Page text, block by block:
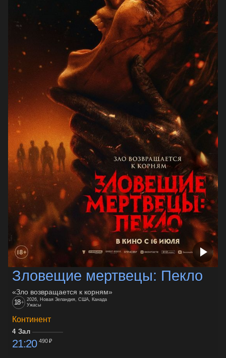
Зловещие мертвецы: Пекло
«Зло возвращается к корням»
18+ 2026, Новая Зеландия, США, Канада
Ужасы
Континент
4 Зал
21:20 490 ₽